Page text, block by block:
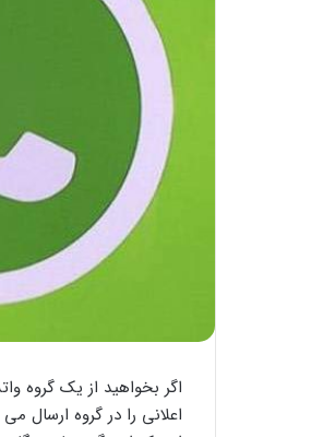
اگر بخواهید از یک گروه
اعلانی را در گروه ارسال